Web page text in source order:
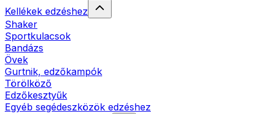
Kellékek edzéshez
Shaker
Sportkulacsok
Bandázs
Övek
Gurtnik, edzőkampók
Törölköző
Edzőkesztyűk
Egyéb segédeszközök edzéshez